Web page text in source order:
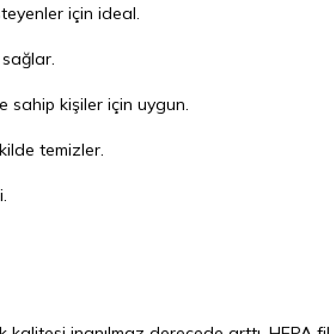
için ideal.
sahip kişiler için uygun.
temizler.